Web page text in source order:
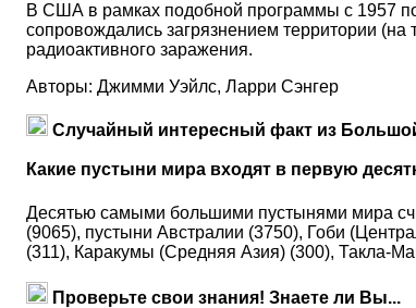
В США в рамках подобной программы с 1957
сопровождались загрязнением территории (на
радиоактивного заражения.
Авторы: Джимми Уэйлс, Ларри Сэнгер
Случайный интересный факт из
Какие пустыни мира входят в первую
Десятью самыми большими пустынями мира
(9065), пустыни Австралии (3750), Гоби
(311), Каракумы (Средняя Азия) (300), Такла-
Проверьте свои знания! Знаете ли Вы...